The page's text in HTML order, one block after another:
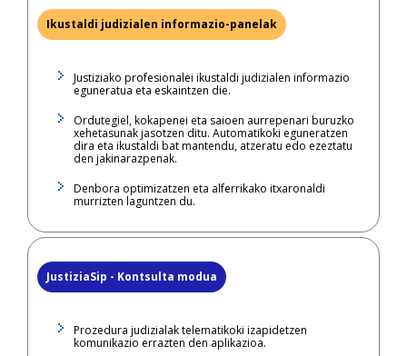
Ikustaldi judizialen informazio-panelak
Justiziako profesionalei ikustaldi judizialen informazio
eguneratua eta eskaintzen die.
Ordutegiel, kokapenei eta saioen aurrepenari buruzko
xehetasunak jasotzen ditu. Automatikoki eguneratzen
dira eta ikustaldi bat mantendu, atzeratu edo ezeztatu
den jakinarazpenak.
Denbora optimizatzen eta alferrikako itxaronaldi
murrizten laguntzen du.
JustiziaSip - Kontsulta modua
Prozedura judizialak telematikoki izapidetzen
komunikazio errazten den aplikazioa.